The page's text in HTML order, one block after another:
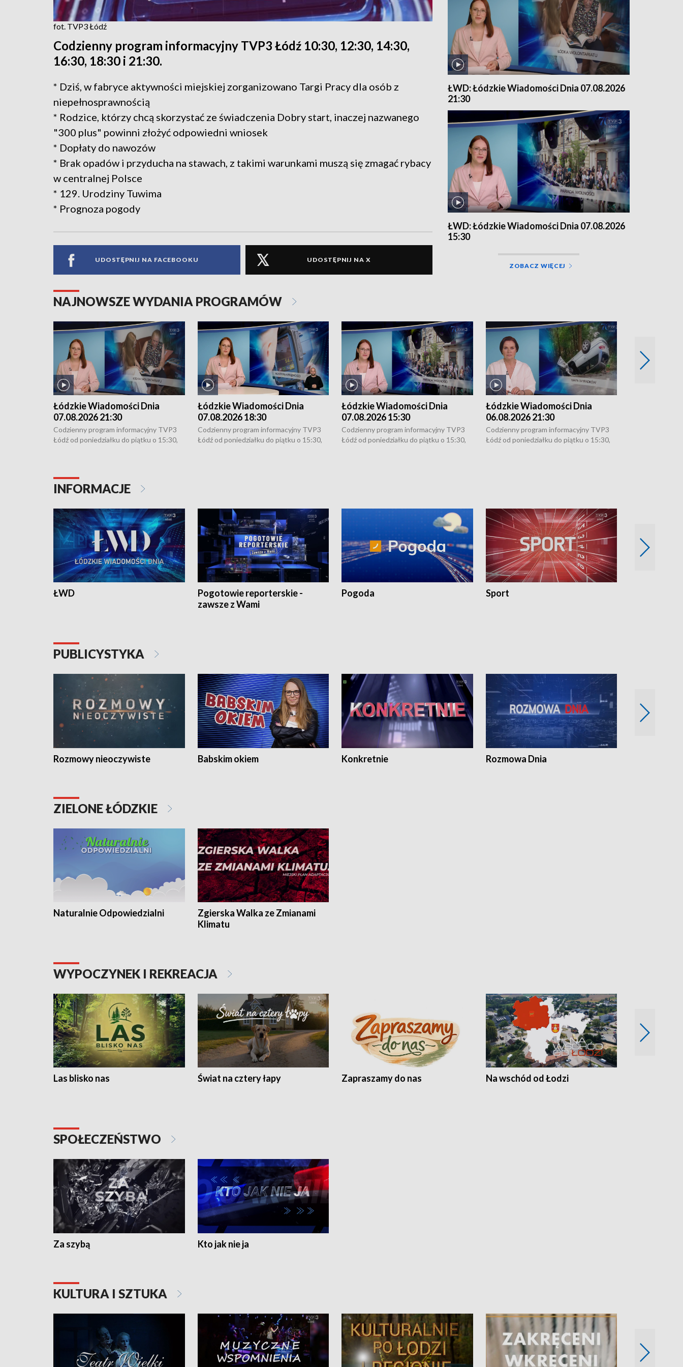
fot. TVP3 Łódź
Codzienny program informacyjny TVP3 Łódź 10:30, 12:30, 14:30,
16:30, 18:30 i 21:30.
* Dziś, w fabryce aktywności miejskiej zorganizowano Targi Pracy dla osób z
niepełnosprawnością
* Rodzice, którzy chcą skorzystać ze świadczenia Dobry start, inaczej nazwanego
"300 plus" powinni złożyć odpowiedni wniosek
* Dopłaty do nawozów
* Brak opadów i przyducha na stawach, z takimi warunkami muszą się zmagać rybacy
w centralnej Polsce
* 129. Urodziny Tuwima
* Prognoza pogody
UDOSTĘPNIJ NA FACEBOOKU UDOSTĘPNIJ NA X
ŁWD: Łódzkie Wiadomości Dnia 07.08.2026
21:30
ŁWD: Łódzkie Wiadomości Dnia 07.08.2026
15:30
ZOBACZ WIĘCEJ
NAJNOWSZE WYDANIA PROGRAMÓW
Łódzkie Wiadomości Dnia
07.08.2026 21:30
Codzienny program informacyjny TVP3
Łódź od poniedziałku do piątku o 15:30,
Łódzkie Wiadomości Dnia
07.08.2026 18:30
Codzienny program informacyjny TVP3
Łódź od poniedziałku do piątku o 15:30,
Łódzkie Wiadomości Dnia
07.08.2026 15:30
Codzienny program informacyjny TVP3
Łódź od poniedziałku do piątku o 15:30,
Łódzkie Wiadomości Dnia
06.08.2026 21:30
Codzienny program informacyjny TVP3
Łódź od poniedziałku do piątku o 15:30,
INFORMACJE
ŁWD
Pogotowie reporterskie -
zawsze z Wami
Pogoda Sport
PUBLICYSTYKA
Rozmowy nieoczywiste Babskim okiem Konkretnie Rozmowa Dnia
ZIELONE ŁÓDZKIE
Naturalnie Odpowiedzialni
Zgierska Walka ze Zmianami
Klimatu
WYPOCZYNEK I REKREACJA
Las blisko nas Świat na cztery łapy Zapraszamy do nas Na wschód od Łodzi
SPOŁECZEŃSTWO
Za szybą Kto jak nie ja
KULTURA I SZTUKA